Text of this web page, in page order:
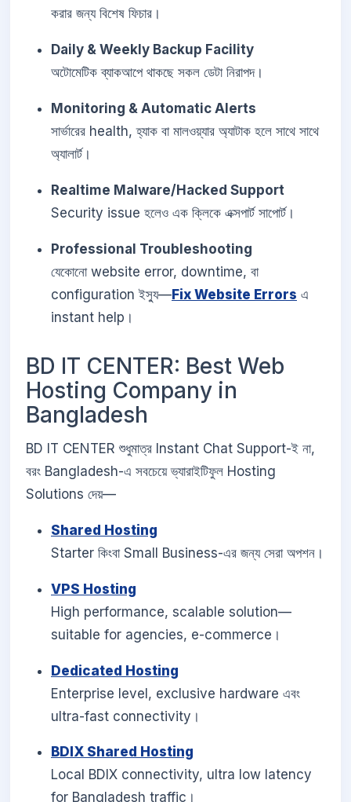
করার জন্য বিশেষ ফিচার।
Daily & Weekly Backup Facility
অটোমেটিক ব্যাকআপে থাকছে সকল ডেটা নিরাপদ।
Monitoring & Automatic Alerts
সার্ভারের health, হ্যাক বা মালওয়্যার অ্যাটাক হলে সাথে সাথে
অ্যালার্ট।
Realtime Malware/Hacked Support
Security issue হলেও এক ক্লিকে এক্সপার্ট সাপোর্ট।
Professional Troubleshooting
যেকোনো website error, downtime, বা
configuration ইস্যু—Fix Website Errors এ
instant help।
BD IT CENTER: Best Web
Hosting Company in
Bangladesh
BD IT CENTER শুধুমাত্র Instant Chat Support-ই না,
বরং Bangladesh-এ সবচেয়ে ভ্যারাইটিফুল Hosting
Solutions দেয়—
Shared Hosting
Starter কিংবা Small Business-এর জন্য সেরা অপশন।
VPS Hosting
High performance, scalable solution—
suitable for agencies, e-commerce।
Dedicated Hosting
Enterprise level, exclusive hardware এবং
ultra-fast connectivity।
BDIX Shared Hosting
Local BDIX connectivity, ultra low latency
for Bangladesh traffic।